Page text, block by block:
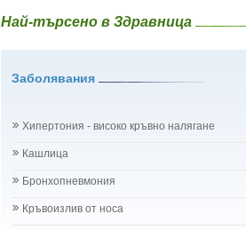
Плач
Проблеми с очите на бебето и детето
Рубеола
Температура - висока
Хрема при бебето и детето
Бъбреци
Най-търсено в Здравница
Заболявания
Хипертония - високо кръвно налягане
Кашлица
Бронхопневмония
Кръвоизлив от носа